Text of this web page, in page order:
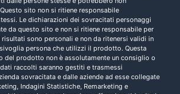
sito non si ritiene responsabile
Le dichiarazioni dei sovracitati personaggi
da questo sito e non si ritiene responsabile per
risultati sono personali e non da ritenersi validi in
persona che utilizzi il prodotto. Questa
del prodotto non è assolutamente un consiglio o
raccolti saranno gestiti e trasmessi
sovracitata e dalle aziende ad esse collegate
Indagini Statistiche, Remarketing e